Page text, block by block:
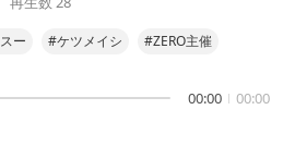
ー #ケツメイシ #ZERO主催
00:00 00:00